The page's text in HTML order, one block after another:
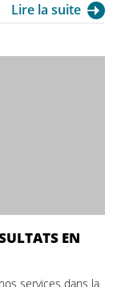
Lire la suite
EN
services dans la